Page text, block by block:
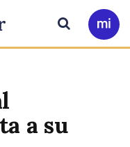
Ir
a
Buscar
a su